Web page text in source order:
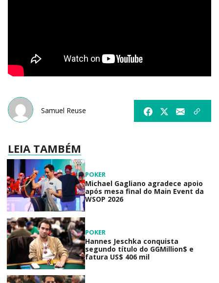
Samuel Reuse
LEIA TAMBÉM
POKER
Michael Gagliano agradece apoio
após mesa final do Main Event da
WSOP 2026
POKER
Hannes Jeschka conquista
segundo título do GGMillion$ e
fatura US$ 406 mil